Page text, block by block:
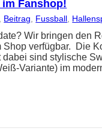
Fanshop!
Beitrag Fussball
Wir bringen den
verfügbar. Die
sind stylische
Variante) im